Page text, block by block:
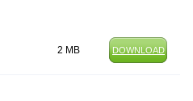
2 MB DOWNLOAD